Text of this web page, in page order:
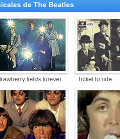
de The Beatles
fields forever Ticket to ride